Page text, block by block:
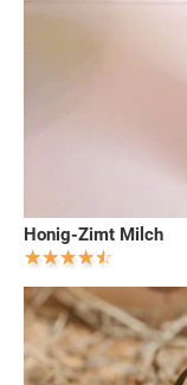
Honig-Zimt Milch